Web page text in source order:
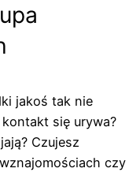
jakoś tak nie
się urywa?
Czujesz
czy